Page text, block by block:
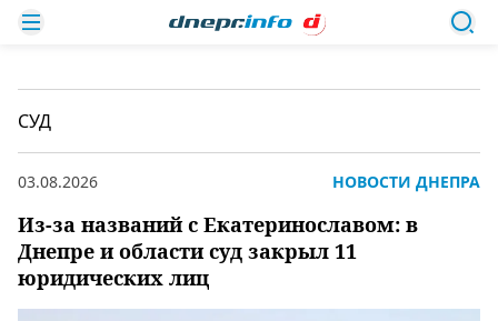
СУД
Из-за названий с Екатеринославом: в
Днепре и области суд закрыл 11
юридических лиц
03.08.2026 НОВОСТИ ДНЕПРА